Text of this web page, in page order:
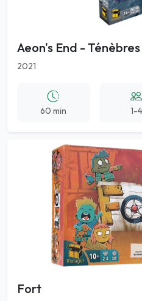
Aeon's End -
2021
60 min 1-4
Fort